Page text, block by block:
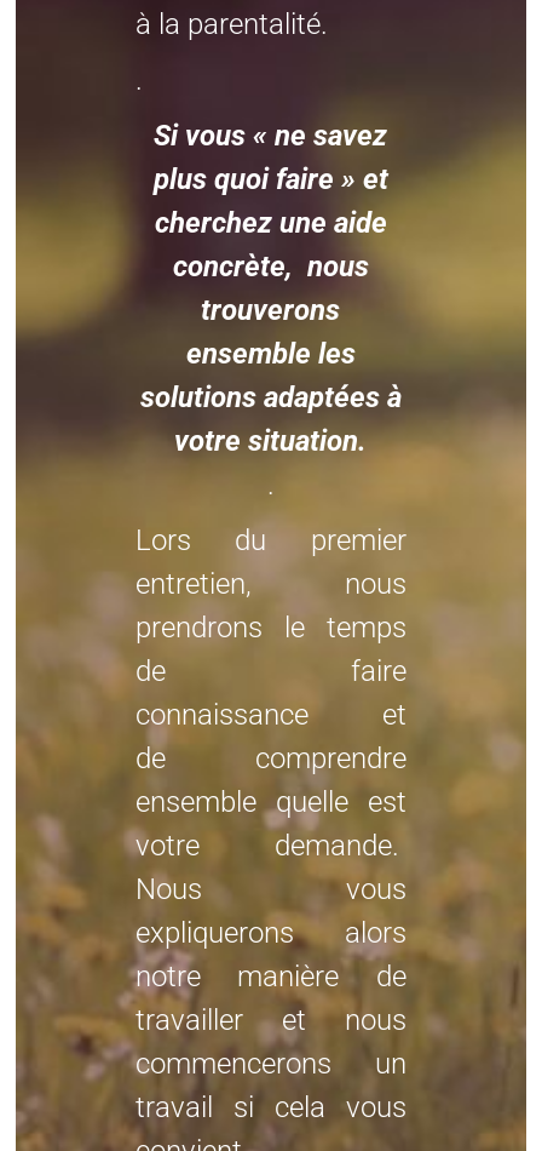
à la parentalité.
.
Si vous « ne savez
plus quoi faire » et
cherchez une aide
concrète, nous
trouverons
ensemble les
solutions adaptées à
votre situation.
.
Lors du premier
entretien, nous
prendrons le temps
de faire
connaissance et
de comprendre
ensemble quelle est
votre demande.
Nous vous
expliquerons alors
notre manière de
travailler et nous
commencerons un
travail si cela vous